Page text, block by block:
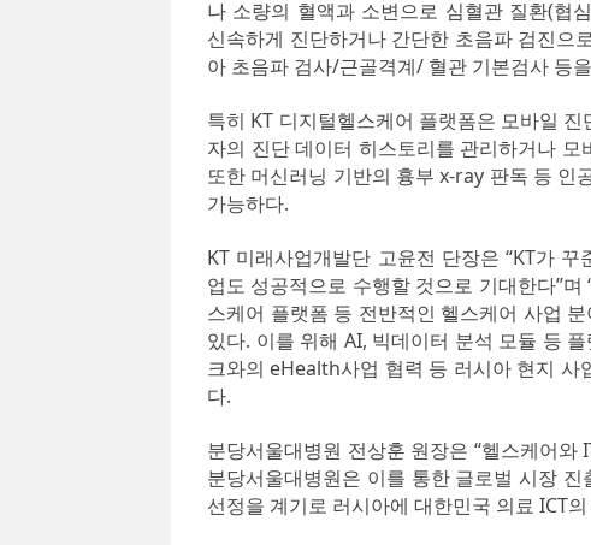
나 소량의 혈액과 소변으로 심혈관 질환(협
신속하게 진단하거나 간단한 초음파 검진으
아 초음파 검사/근골격계/ 혈관 기본검사 등
특히 KT 디지털헬스케어 플랫폼은 모바일
자의 진단 데이터 히스토리를 관리하거나
또한 머신러닝 기반의 흉부 x-ray 판독 등 인
가능하다.
KT 미래사업개발단 고윤전 단장은 “KT가
업도 성공적으로 수행할 것으로 기대한다”
스케어 플랫폼 등 전반적인 헬스케어 사업
있다. 이를 위해 AI, 빅데이터 분석 모듈 등
크와의 eHealth사업 협력 등 러시아 현지 사
다.
분당서울대병원 전상훈 원장은 “헬스케어
분당서울대병원은 이를 통한 글로벌 시장
선정을 계기로 러시아에 대한민국 의료 ICT